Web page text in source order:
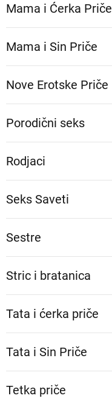
Mama i Ćerka Priče
Mama i Sin Priče
Nove Erotske Priče
Porodični seks
Rodjaci
Seks Saveti
Sestre
Stric i bratanica
Tata i ćerka priče
Tata i Sin Priče
Tetka priče